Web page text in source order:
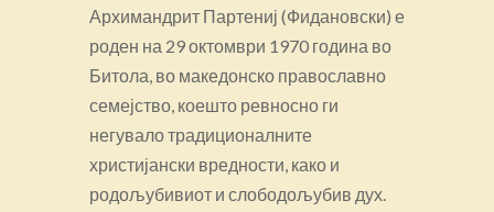
Архимандрит Партениј (Фидановски) е
роден на 29 октомври 1970 година во
Битола, во македонско православно
семејство, коешто ревносно ги
негувало традиционалните
христијански вредности, како и
родољубивиот и слободољубив дух.